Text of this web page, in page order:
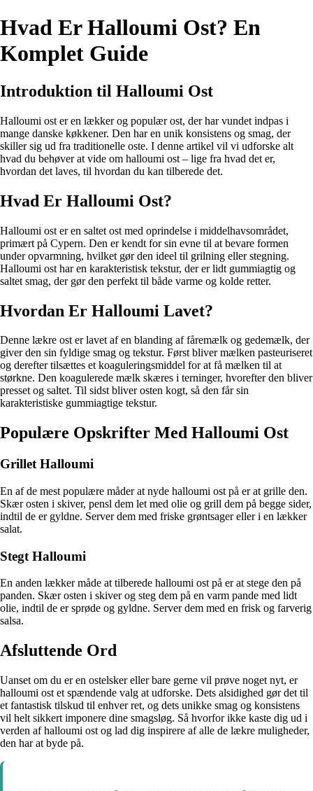
Hvad Er Halloumi Ost? En
Komplet Guide
Introduktion til Halloumi Ost
Halloumi ost er en lækker og populær ost, der har vundet indpas i
mange danske køkkener. Den har en unik konsistens og smag, der
skiller sig ud fra traditionelle oste. I denne artikel vil vi udforske alt
hvad du behøver at vide om halloumi ost – lige fra hvad det er,
hvordan det laves, til hvordan du kan tilberede det.
Hvad Er Halloumi Ost?
Halloumi ost er en saltet ost med oprindelse i middelhavsområdet,
primært på Cypern. Den er kendt for sin evne til at bevare formen
under opvarmning, hvilket gør den ideel til grilning eller stegning.
Halloumi ost har en karakteristisk tekstur, der er lidt gummiagtig og
saltet smag, der gør den perfekt til både varme og kolde retter.
Hvordan Er Halloumi Lavet?
Denne lækre ost er lavet af en blanding af fåremælk og gedemælk, der
giver den sin fyldige smag og tekstur. Først bliver mælken pasteuriseret
og derefter tilsættes et koaguleringsmiddel for at få mælken til at
størkne. Den koagulerede mælk skæres i terninger, hvorefter den bliver
presset og saltet. Til sidst bliver osten kogt, så den får sin
karakteristiske gummiagtige tekstur.
Populære Opskrifter Med Halloumi Ost
Grillet Halloumi
En af de mest populære måder at nyde halloumi ost på er at grille den.
Skær osten i skiver, pensl dem let med olie og grill dem på begge sider,
indtil de er gyldne. Server dem med friske grøntsager eller i en lækker
salat.
Stegt Halloumi
En anden lækker måde at tilberede halloumi ost på er at stege den på
panden. Skær osten i skiver og steg dem på en varm pande med lidt
olie, indtil de er sprøde og gyldne. Server dem med en frisk og farverig
salsa.
Afsluttende Ord
Uanset om du er en ostelsker eller bare gerne vil prøve noget nyt, er
halloumi ost et spændende valg at udforske. Dets alsidighed gør det til
et fantastisk tilskud til enhver ret, og dets unikke smag og konsistens
vil helt sikkert imponere dine smagsløg. Så hvorfor ikke kaste dig ud i
verden af halloumi ost og lad dig inspirere af alle de lækre muligheder,
den har at byde på.